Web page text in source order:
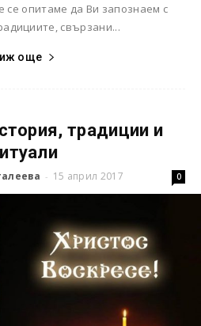
опитаме да Ви запознаем с
свързани...
още
традиции и
- 15 април 2017 0